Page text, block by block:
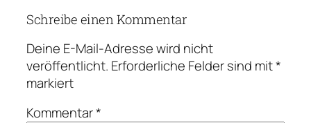
Schreibe einen Kommentar
Deine E-Mail-Adresse wird nicht
veröffentlicht. Erforderliche Felder sind mit*
markiert
Kommentar*